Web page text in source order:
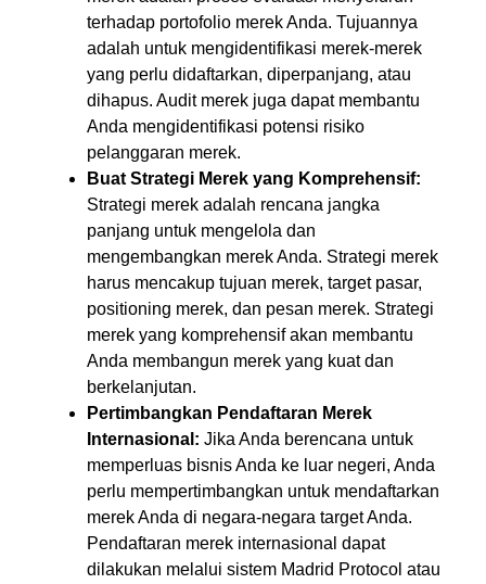
terhadap portofolio merek Anda. Tujuannya
adalah untuk mengidentifikasi merek-merek
yang perlu didaftarkan, diperpanjang, atau
dihapus. Audit merek juga dapat membantu
Anda mengidentifikasi potensi risiko
pelanggaran merek.
Buat Strategi Merek yang Komprehensif:
Strategi merek adalah rencana jangka
panjang untuk mengelola dan
mengembangkan merek Anda. Strategi merek
harus mencakup tujuan merek, target pasar,
positioning merek, dan pesan merek. Strategi
merek yang komprehensif akan membantu
Anda membangun merek yang kuat dan
berkelanjutan.
Pertimbangkan Pendaftaran Merek
Internasional: Jika Anda berencana untuk
memperluas bisnis Anda ke luar negeri, Anda
perlu mempertimbangkan untuk mendaftarkan
merek Anda di negara-negara target Anda.
Pendaftaran merek internasional dapat
dilakukan melalui sistem Madrid Protocol atau